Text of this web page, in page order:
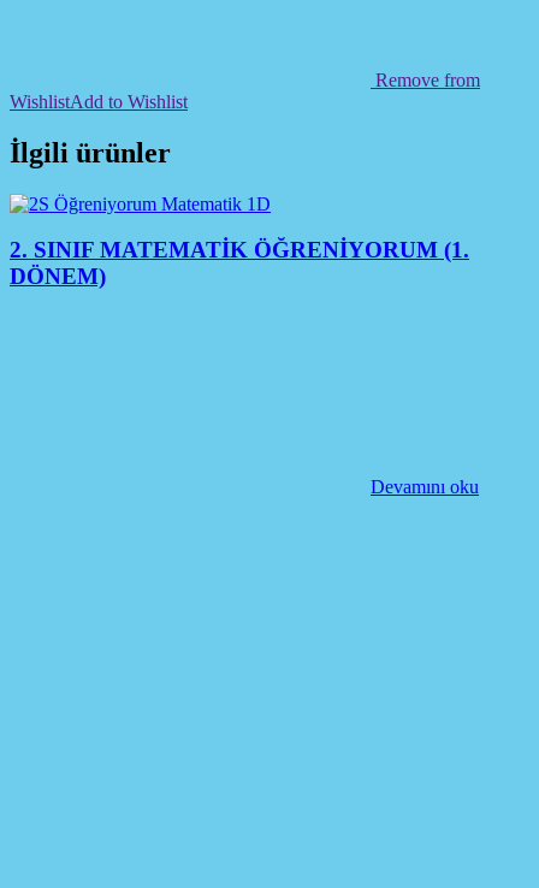
Remove from
WishlistAdd to Wishlist
İlgili ürünler
2. SINIF MATEMATİK ÖĞRENİYORUM (1.
DÖNEM)
Devamını oku